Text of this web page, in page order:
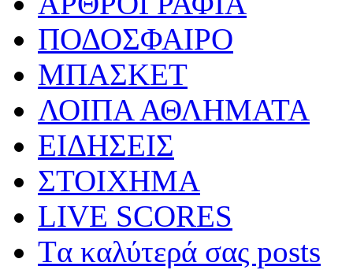
ΠΟΔΟΣΦΑΙΡΟ
ΜΠΑΣΚΕΤ
ΛΟΙΠΑ ΑΘΛΗΜΑΤΑ
ΕΙΔΗΣΕΙΣ
ΣΤΟΙΧΗΜΑ
LIVE SCORES
Tα καλύτερά σας posts